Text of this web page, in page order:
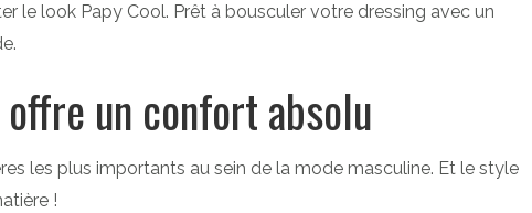
le look Papy Cool. Prêt à bousculer votre dressing avec un
un confort absolu
les plus importants au sein de la mode masculine. Et le style
!